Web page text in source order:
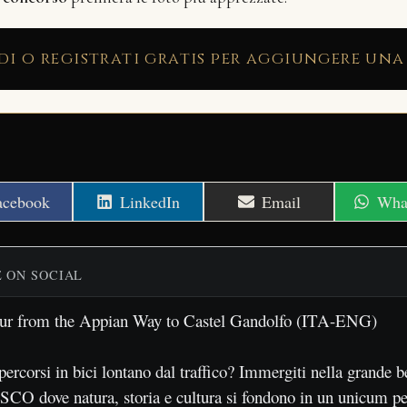
o registrati gratis per aggiungere
Share
on
LinkedIn Share
on
Email
on
ON SOCIAL